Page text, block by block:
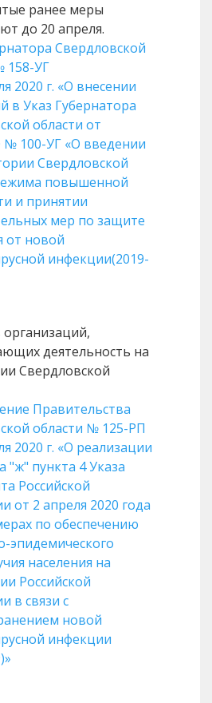
ранее меры
до 20 апреля.
Свердловской
158-УГ
2020 г. «О внесении
в Указ Губернатора
области от
№ 100-УГ «О введении
Свердловской
повышенной
и принятии
мер по защите
от новой
инфекции(2019-
деятельность на
Свердловской
Правительства
области № 125-РП
2020 г. «О реализации
"ж" пункта 4 Указа
Российской
от 2 апреля 2020 года
по обеспечению
эпидемического
населения на
Российской
в связи с
новой
инфекции